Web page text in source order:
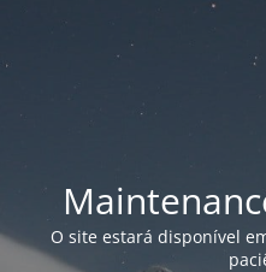
O site estará disponível